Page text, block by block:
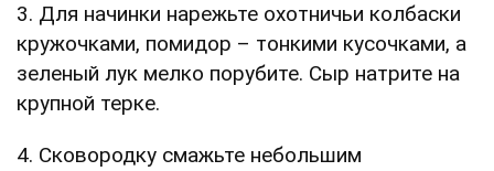
3. Для начинки нарежьте охотничьи колбаски
кружочками, помидор – тонкими кусочками, а
зеленый лук мелко порубите. Сыр натрите на
крупной терке.
4. Сковородку смажьте небольшим